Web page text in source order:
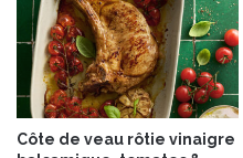
Côte de veau rôtie vinaigre